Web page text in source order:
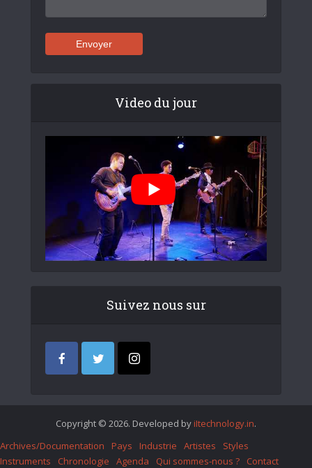
Video du jour
Suivez nous sur
Copyright © 2026. Developed by iItechnology.in.
Archives/Documentation
Pays Industrie Artistes
Styles
Instruments
Chronologie Agenda Qui sommes-nous ? Contact